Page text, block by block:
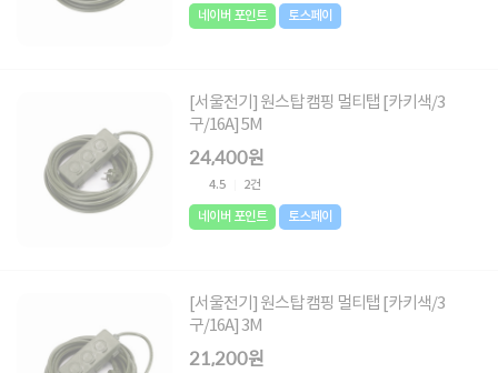
네이버 포인트 토스페이
[서울전기] 원스탑 캠핑 멀티탭 [카키색/3
구/16A] 5M
24,400원
4.5 2건
네이버 포인트 토스페이
[서울전기] 원스탑 캠핑 멀티탭 [카키색/3
구/16A] 3M
21,200원